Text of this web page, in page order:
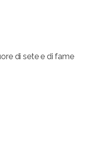
di sete e di fame